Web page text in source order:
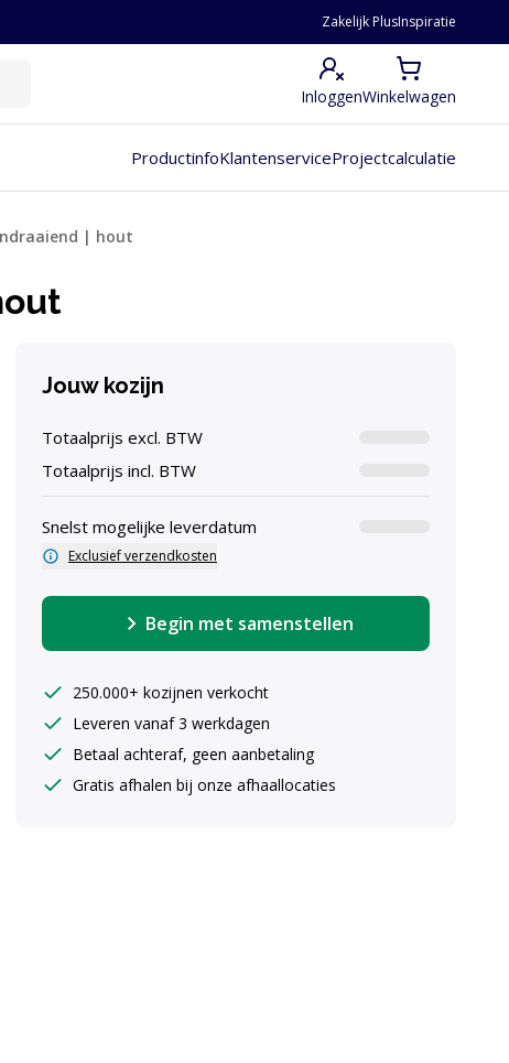
Zakelijk PlusInspiratie
InloggenWinkelwagen
ProductinfoKlantenserviceProjectcalculatie
| hout
maten ingeven
Jouw kozijn
Totaalprijs excl. BTW
Totaalprijs incl. BTW
Snelst mogelijke leverdatum
Exclusief verzendkosten
Begin met samenstellen
250.000+ kozijnen verkocht
Leveren vanaf 3 werkdagen
Betaal achteraf, geen aanbetaling
Gratis afhalen bij onze afhaallocaties